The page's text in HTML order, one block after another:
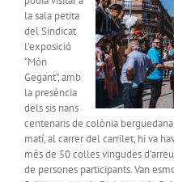
la sala petita
del Sindicat
l’exposició
“Món
Gegant”, amb
la presència
dels sis nans
centenaris de colònia
matí, al carrer del carrilet, hi va
més de 50 colles vingudes
de persones participants. Van